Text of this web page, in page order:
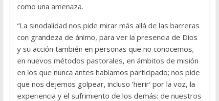
como una amenaza.
“La sinodalidad nos pide mirar más allá de las barreras
con grandeza de ánimo, para ver la presencia de Dios
y su acción también en personas que no conocemos,
en nuevos métodos pastorales, en ámbitos de misión
en los que nunca antes habíamos participado; nos pide
que nos dejemos golpear, incluso ‘herir’ por la voz, la
experiencia y el sufrimiento de los demás: de nuestros